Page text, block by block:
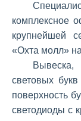
комплексное
крупнейшей
«Охта молл»
световых
поверхность
светодиоды с